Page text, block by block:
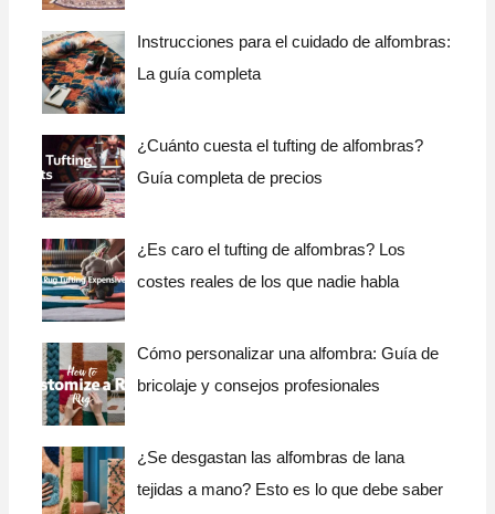
Instrucciones para el cuidado de alfombras:
La guía completa
¿Cuánto cuesta el tufting de alfombras?
Guía completa de precios
¿Es caro el tufting de alfombras? Los
costes reales de los que nadie habla
Cómo personalizar una alfombra: Guía de
bricolaje y consejos profesionales
¿Se desgastan las alfombras de lana
tejidas a mano? Esto es lo que debe saber